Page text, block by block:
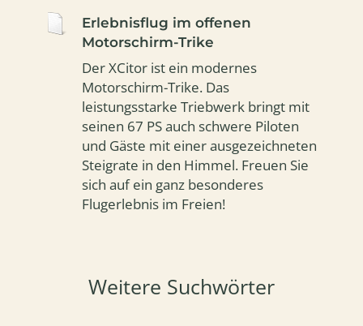
Erlebnisflug im offenen
Motorschirm-Trike
Der XCitor ist ein modernes
Motorschirm-Trike. Das
leistungsstarke Triebwerk bringt mit
seinen 67 PS auch schwere Piloten
und Gäste mit einer ausgezeichneten
Steigrate in den Himmel. Freuen Sie
sich auf ein ganz besonderes
Flugerlebnis im Freien!
Weitere Suchwörter